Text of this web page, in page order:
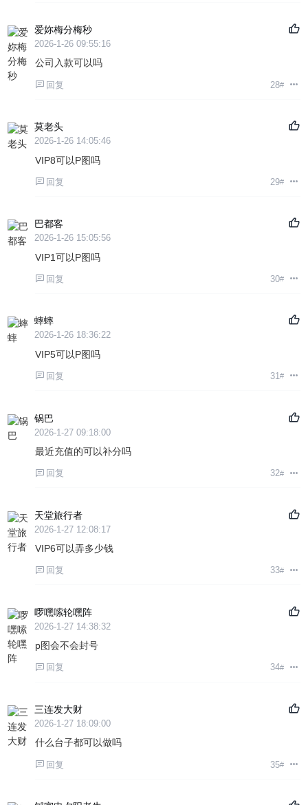
爱妳梅分梅秒
2026-1-26 09:55:16
公司入款可以吗
回复 28#
莫老头
2026-1-26 14:05:46
VIP8可以P图吗
回复 29#
巴都客
2026-1-26 15:05:56
VIP1可以P图吗
回复 30#
蟀蟀
2026-1-26 18:36:22
VIP5可以P图吗
回复 31#
锅巴
2026-1-27 09:18:00
最近充值的可以补分吗
回复 32#
天堂旅行者
2026-1-27 12:08:17
VIP6可以弄多少钱
回复 33#
啰嘿嗦轮嘿阵
2026-1-27 14:38:32
p图会不会封号
回复 34#
三连发大财
2026-1-27 18:09:00
什么台子都可以做吗
回复 35#